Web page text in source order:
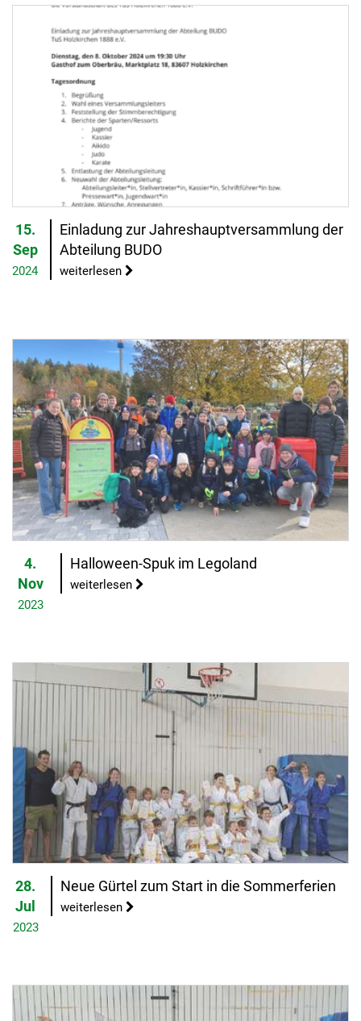
15.
Sep
2024
Einladung zur Jahreshauptversammlung der
Abteilung BUDO
weiterlesen
4.
Nov
2023
Halloween-Spuk im Legoland
weiterlesen
28.
Jul
2023
Neue Gürtel zum Start in die Sommerferien
weiterlesen